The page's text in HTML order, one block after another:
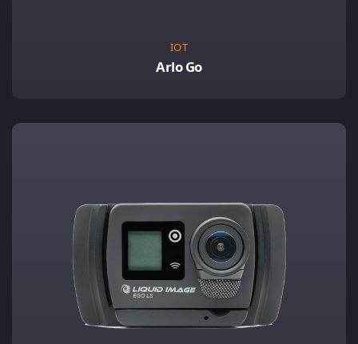
IOT
Arlo Go